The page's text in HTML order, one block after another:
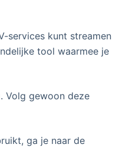
services kunt streamen
tool waarmee je
Volg gewoon deze
ga je naar de